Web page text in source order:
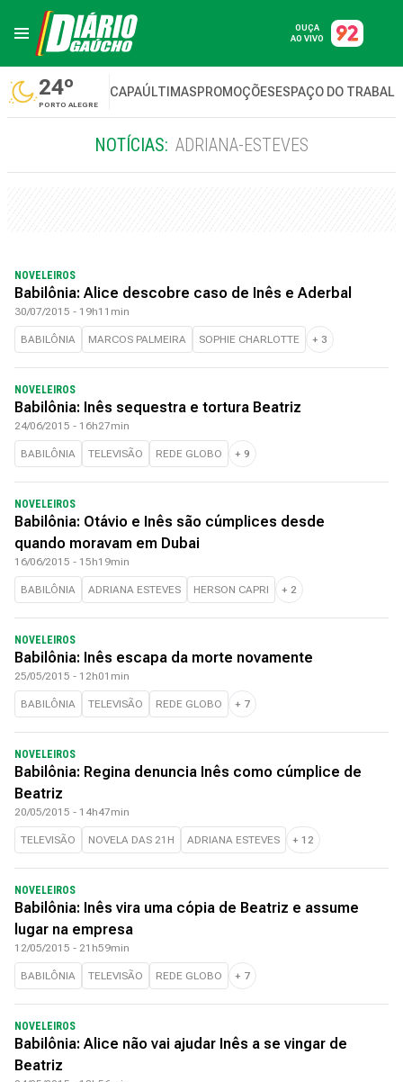
OUÇA
AO VIVO
24º
PORTO ALEGRE
CAPAÚLTIMASPROMOÇÕESESPAÇO DO
NOTÍCIAS: ADRIANA-ESTEVES
NOVELEIROS
Babilônia: Alice descobre caso de Inês e Aderbal
30/07/2015 - 19h11min
BABILÔNIA MARCOS PALMEIRA SOPHIE CHARLOTTE + 3
NOVELEIROS
Babilônia: Inês sequestra e tortura Beatriz
24/06/2015 - 16h27min
BABILÔNIA TELEVISÃO REDE GLOBO + 9
NOVELEIROS
Babilônia: Otávio e Inês são cúmplices desde
quando moravam em Dubai
16/06/2015 - 15h19min
BABILÔNIA ADRIANA ESTEVES HERSON CAPRI + 2
NOVELEIROS
Babilônia: Inês escapa da morte novamente
25/05/2015 - 12h01min
BABILÔNIA TELEVISÃO REDE GLOBO + 7
NOVELEIROS
Babilônia: Regina denuncia Inês como cúmplice de
Beatriz
20/05/2015 - 14h47min
TELEVISÃO NOVELA DAS 21H ADRIANA ESTEVES + 12
NOVELEIROS
Babilônia: Inês vira uma cópia de Beatriz e assume
lugar na empresa
12/05/2015 - 21h59min
BABILÔNIA TELEVISÃO REDE GLOBO + 7
NOVELEIROS
Babilônia: Alice não vai ajudar Inês a se vingar de
Beatriz